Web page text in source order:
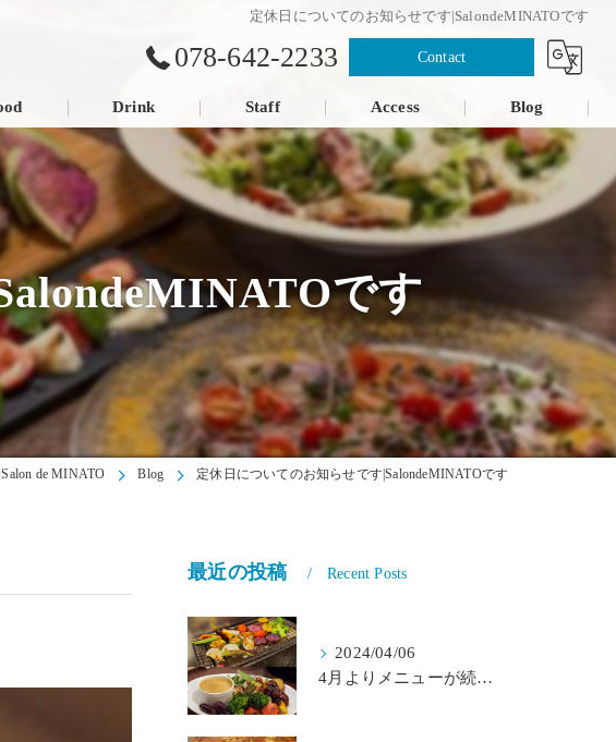
定休日についてのお知らせです|SalondeMINATOです
078-642-2233 Contact
Drink Staff Access Blog
です
de MINATO Blog 定休日についてのお知らせです|SalondeMINATOです
最近の投稿 Recent Posts
2024/04/06
4月よりメニューが続々とリニューアル！！l SalondeMINATOです！